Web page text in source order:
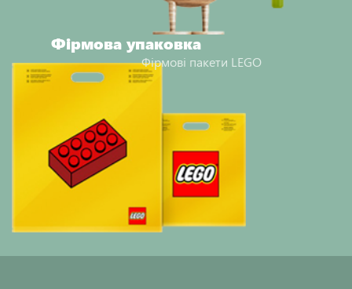
Фірмова упаковка
Фірмові пакети LEGO